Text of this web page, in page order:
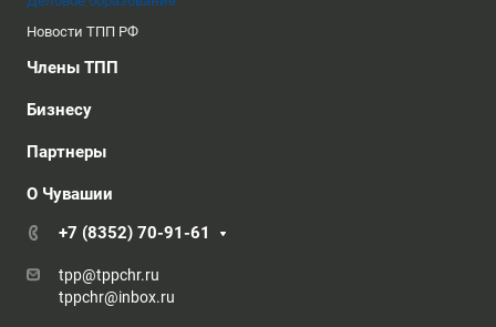
Новости ТПП РФ
Члены ТПП
Бизнесу
Партнеры
О Чувашии
+7 (8352) 70-91-61
tpp@tppchr.ru
tppchr@inbox.ru